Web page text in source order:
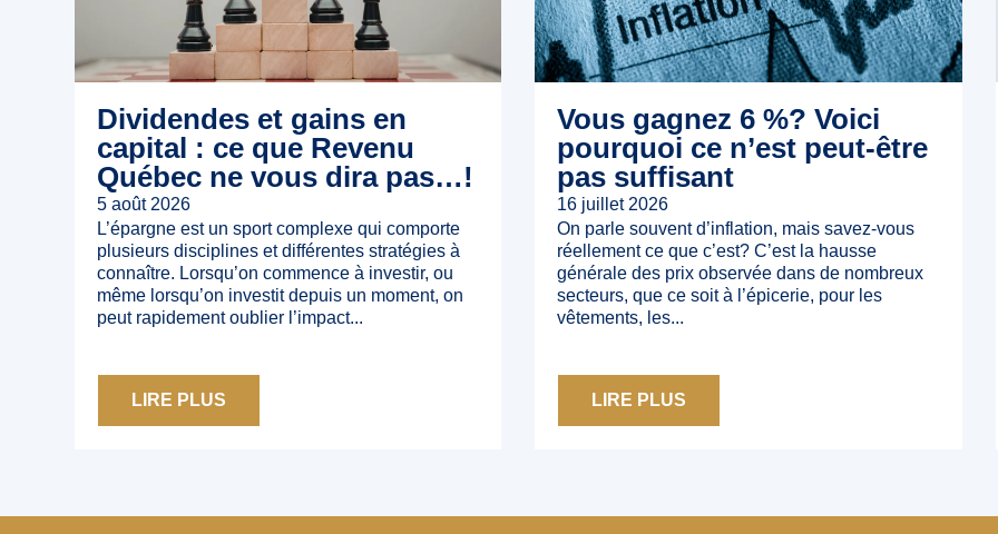
Dividendes et gains en
capital : ce que Revenu
Québec ne vous dira pas…!
5 août 2026
L’épargne est un sport complexe qui comporte
plusieurs disciplines et différentes stratégies à
connaître. Lorsqu’on commence à investir, ou
même lorsqu’on investit depuis un moment, on
peut rapidement oublier l’impact...
LIRE PLUS
Vous gagnez 6 %? Voici
pourquoi ce n’est peut‑être
pas suffisant
16 juillet 2026
On parle souvent d’inflation, mais savez-vous
réellement ce que c’est? C’est la hausse
générale des prix observée dans de nombreux
secteurs, que ce soit à l’épicerie, pour les
vêtements, les...
LIRE PLUS